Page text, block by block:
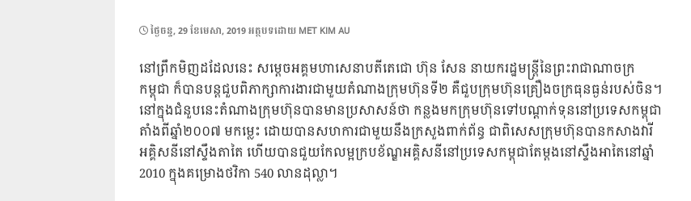
POSTED
ថ្ងៃ​ចន្ទ, 29 ខែ​មេសា, 2019អត្ថបទដោយ MET KIM AU
នៅព្រឹកមិញដដែលនេះ សម្ដេចអគ្គមហាសេនាបតីតេជោ ហ៊ុន សែន នាយករដ្ឋមន្ត្រីនៃព្រះរាជាណាចក្រ
កម្ពុជា ក៏បានបន្តជួបពិភាក្សាការងារជាមួយតំណាងក្រុមហ៊ុនទី២​ គឺជួបក្រុមហ៊ុនគ្រឿងចក្រធុនធ្ងន់របស់ចិន។
នៅក្នុងជំនួបនេះតំណាងក្រុមហ៊ុនបានមានប្រសាសន៍ថា កន្លងមកក្រុមហ៊ុនទៅបណ្តាក់ទុននៅប្រទេសកម្ពុជា
តាំងពីឆ្នាំ២០០៧ មកម្លេះ ដោយបានសហការជាមួយនឹងក្រសួងពាក់ព័ន្ធ ជាពិសេសក្រុមហ៊ុនបានកសាងវារី
អគ្គិសនីនៅស្ទឹងតាតៃ ហើយបានជួយកែលម្អក្របខ័ណ្ឌអគ្គិសនីនៅប្រទេសកម្ពុជាតែម្ដងនៅស្ទឹងអាតៃនៅឆ្នាំ
2010 ក្នុងគម្រោងថវិកា 540 លានដុល្លា។